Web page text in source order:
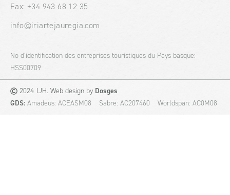
Fax: +34 943 68 12 35
info@iriartejauregia.com
No d’identification des entreprises touristiques du Pays basque:
HSS00709
2024 IJH. Web design by Dosges
GDS: Amadeus: ACEASM08 Sabre: AC207460 Worldspan: AC0M08